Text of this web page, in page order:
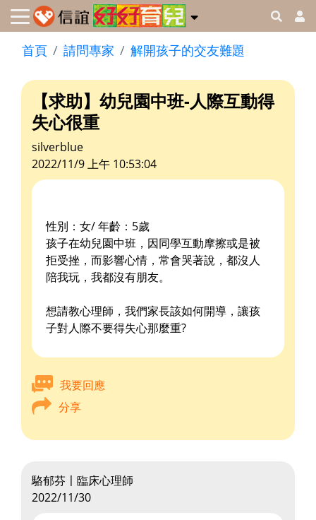
首頁 請問專家 解開孩子的交友難題
【求助】幼兒園中班-人際互動得
失心很重
silverblue
2022/11/9 上午 10:53:04
性別：女/ 年齡：5歲
孩子在幼兒園中班，因同學互動摩擦或是被
拒受挫，而影響心情，常會哭著說，都沒人
陪我玩，我都沒有朋友。
想請教心理師，我們家長該如何開導，讓孩
子對人際不要得失心那麼重?
我要回應
分享
駱郁芬〡臨床心理師
2022/11/30